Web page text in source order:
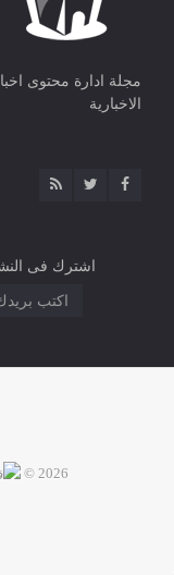
مجلة ادارة محتوى
الاخبارية
اشترك فى
2026 ©